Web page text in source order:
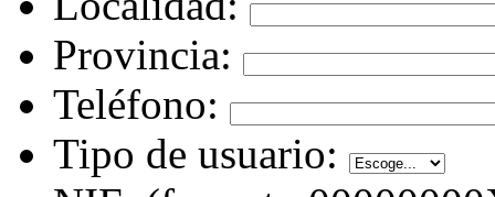
Provincia:
Teléfono:
Tipo de usuario: